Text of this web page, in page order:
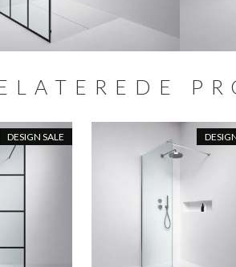
DESIGN SALE